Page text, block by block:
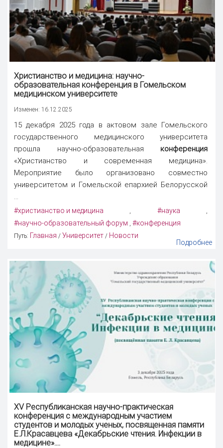
Христианство и медицина: научно-
образовательная конференция в Гомельском
медицинском университете
Изменен: 16.12.2025
15 декабря 2025 года в актовом зале Гомельского
государственного медицинского университета
прошла научно-образовательная конференция
«Христианство и современная медицина».
Мероприятие было организовано совместно
университетом и Гомельской епархией Белорусской
...
#христианство и медицина , #наука ,
#научно-образовательный форум , #конференция
Путь: Главная / Университет / Новости
Подробнее
XV Республиканская научно-практическая
конференция с международным участием
студентов и молодых ученых, посвященная памяти
Е.Л.Красавцева «Декабрьские чтения. Инфекции в
медицине»....